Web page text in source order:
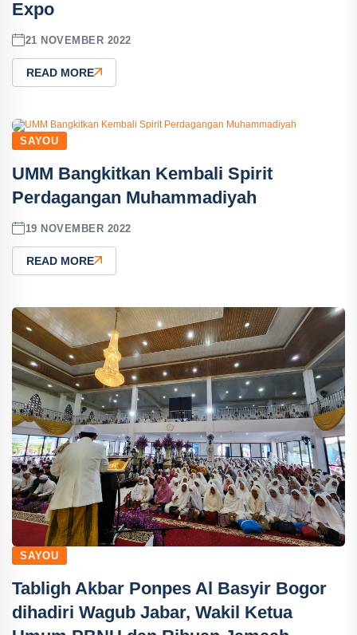
Expo
21 NOVEMBER 2022
READ MORE
SAYOU
UMM Bangkitkan Kembali Spirit
Perdagangan Muhammadiyah
19 NOVEMBER 2022
READ MORE
SAYOU
Tabligh Akbar Ponpes Al Basyir Bogor
dihadiri Wagub Jabar, Wakil Ketua